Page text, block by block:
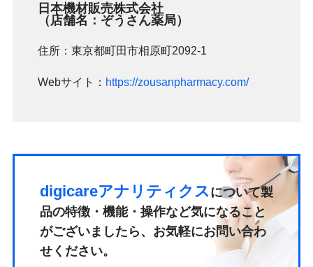
日本機材販売株式会社
（店舗名：ぞうさん薬局）
住所：東京都町田市相原町2092-1
Webサイト： https://zousanpharmacy.com/
digicareアナリティクス について製
品の特徴・機能・操作など気になること
がございましたら、 お気軽にお問い合わ
せください。